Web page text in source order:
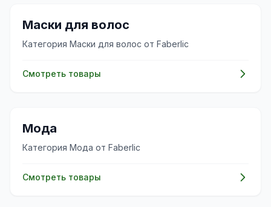
💇‍♀️
Маски для волос
Категория Маски для волос от Faberlic
Смотреть товары
👗
Мода
Категория Мода от Faberlic
Смотреть товары